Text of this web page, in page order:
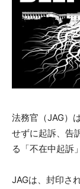
法務官（JAG）
せずに起訴、告
る「不在中起訴
JAGは、封印さ